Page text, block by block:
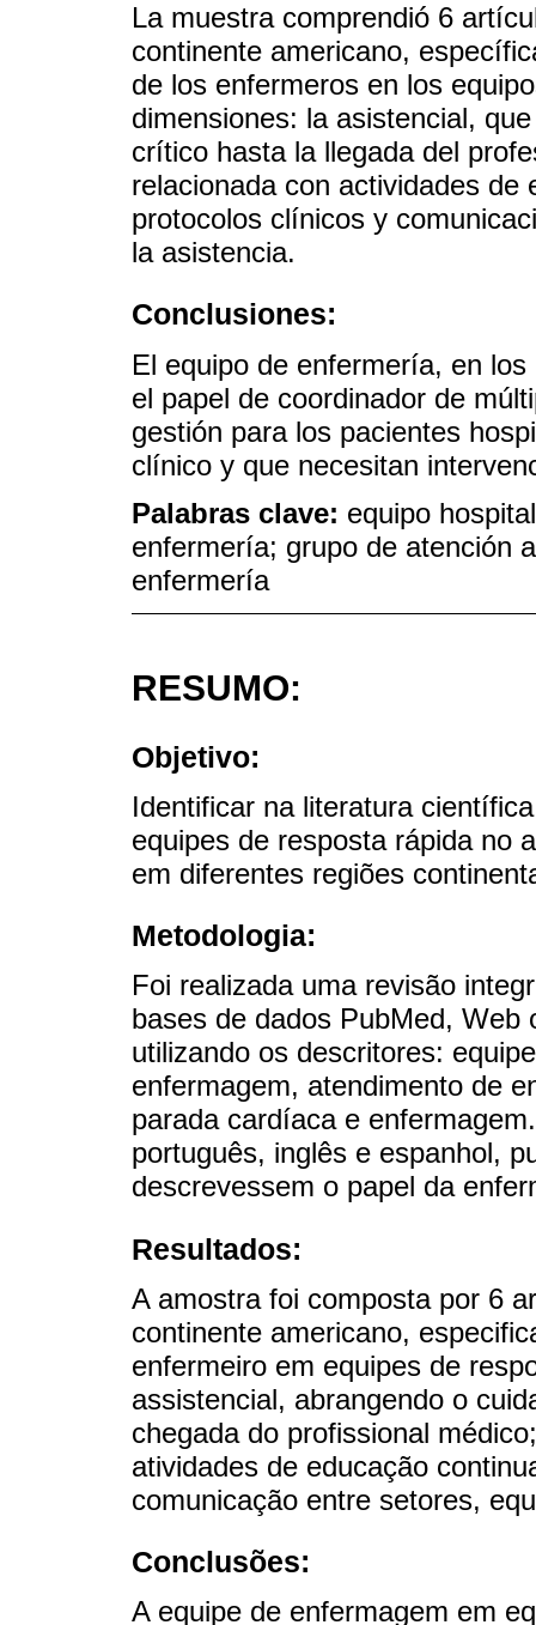
La muestra comprendió 6
continente americano,
de los enfermeros en los
dimensiones: la asistencial,
crítico hasta la llegada del
relacionada con actividades de
protocolos clínicos y
la asistencia.
Conclusiones:
El equipo de enfermería, en
el papel de coordinador de
gestión para los pacientes
clínico y que necesitan
Palabras clave: equipo
enfermería; grupo de atención
enfermería
RESUMO:
Objetivo:
Identificar na literatura
equipes de resposta rápida no
em diferentes regiões
Metodologia:
Foi realizada uma revisão
bases de dados PubMed,
utilizando os descritores:
enfermagem, atendimento de
parada cardíaca e
português, inglês e espanhol,
descrevessem o papel da
Resultados:
A amostra foi composta por 6
continente americano,
enfermeiro em equipes de
assistencial, abrangendo o
chegada do profissional
atividades de educação
comunicação entre setores,
Conclusões:
A equipe de enfermagem em